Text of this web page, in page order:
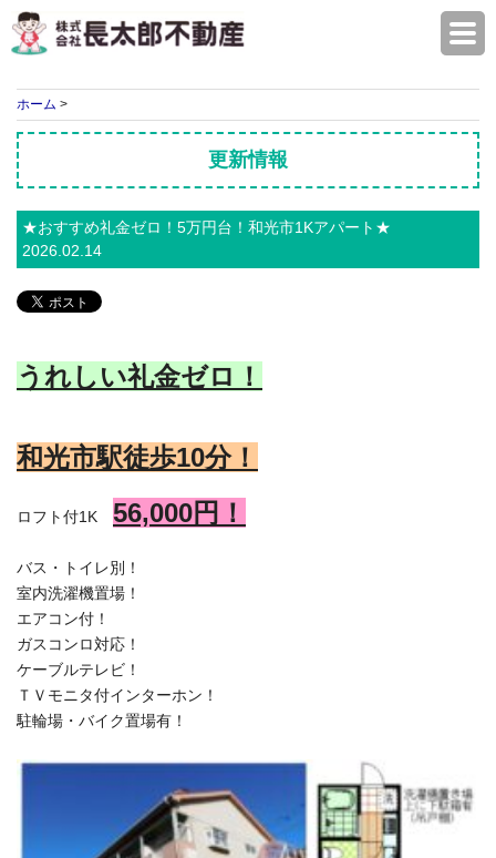
ホーム >
更新情報
★おすすめ礼金ゼロ！5万円台！和光市1Kアパート★
2026.02.14
うれしい礼金ゼロ！
和光市駅徒歩10分！
ロフト付1K 56,000円！
バス・トイレ別！
室内洗濯機置場！
エアコン付！
ガスコンロ対応！
ケーブルテレビ！
ＴＶモニタ付インターホン！
駐輪場・バイク置場有！